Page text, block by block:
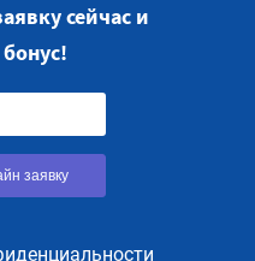
сейчас и
заявку